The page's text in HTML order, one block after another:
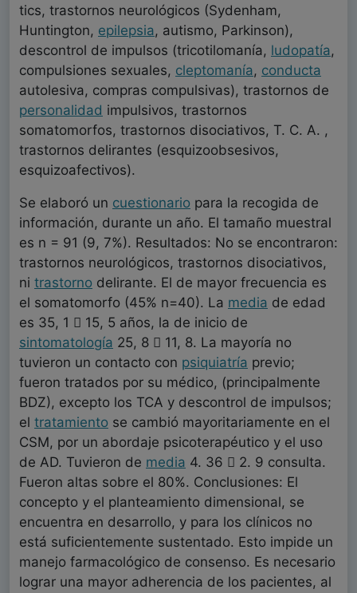
tics, trastornos neurológicos (Sydenham,
Huntington, epilepsia, autismo, Parkinson),
descontrol de impulsos (tricotilomanía, ludopatía,
compulsiones sexuales, cleptomanía, conducta
autolesiva, compras compulsivas), trastornos de
personalidad impulsivos, trastornos
somatomorfos, trastornos disociativos, T. C. A. ,
trastornos delirantes (esquizoobsesivos,
esquizoafectivos).
Se elaboró un cuestionario para la recogida de
información, durante un año. El tamaño muestral
es n = 91 (9, 7%). Resultados: No se encontraron:
trastornos neurológicos, trastornos disociativos,
ni trastorno delirante. El de mayor frecuencia es
el somatomorfo (45% n=40). La media de edad
es 35, 1  15, 5 años, la de inicio de
sintomatología 25, 8  11, 8. La mayoría no
tuvieron un contacto con psiquiatría previo;
fueron tratados por su médico, (principalmente
BDZ), excepto los TCA y descontrol de impulsos;
el tratamiento se cambió mayoritariamente en el
CSM, por un abordaje psicoterapéutico y el uso
de AD. Tuvieron de media 4. 36  2. 9 consulta.
Fueron altas sobre el 80%. Conclusiones: El
concepto y el planteamiento dimensional, se
encuentra en desarrollo, y para los clínicos no
está suficientemente sustentado. Esto impide un
manejo farmacológico de consenso. Es necesario
lograr una mayor adherencia de los pacientes, al